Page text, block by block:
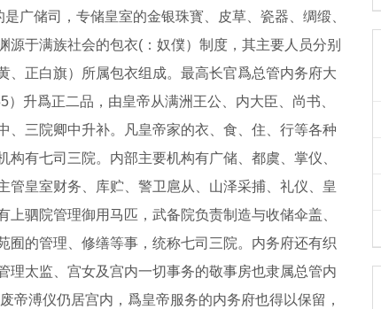
广储司，专储皇室的金银珠寳、皮草、瓷器、绸缎、
源于满族社会的包衣(：奴僕）制度，其主要人员分别
、正白旗）所属包衣组成。最高长官爲总管内务府大
）升爲正二品，由皇帝从满洲王公、内大臣、尚书、
、三院卿中升补。凡皇帝家的衣、食、住、行等各种
有七司三院。内部主要机构有广储、都虞、掌仪、
管皇室财务、库贮、警卫扈从、山泽采捕、礼仪、皇
上驷院管理御用马匹，武备院负责制造与收储伞盖、
囿的管理、修缮等事，统称七司三院。内务府还有织
理太监、宫女及宫内一切事务的敬事房也隶属总管内
帝溥仪仍居宫内，爲皇帝服务的内务府也得以保留，